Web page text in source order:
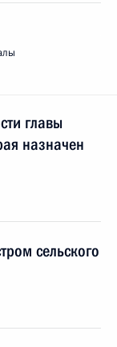
главы
назначен
сельского